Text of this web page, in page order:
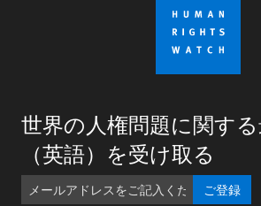
世界の人権問題に関す
（英語）を受け取る
ご登録